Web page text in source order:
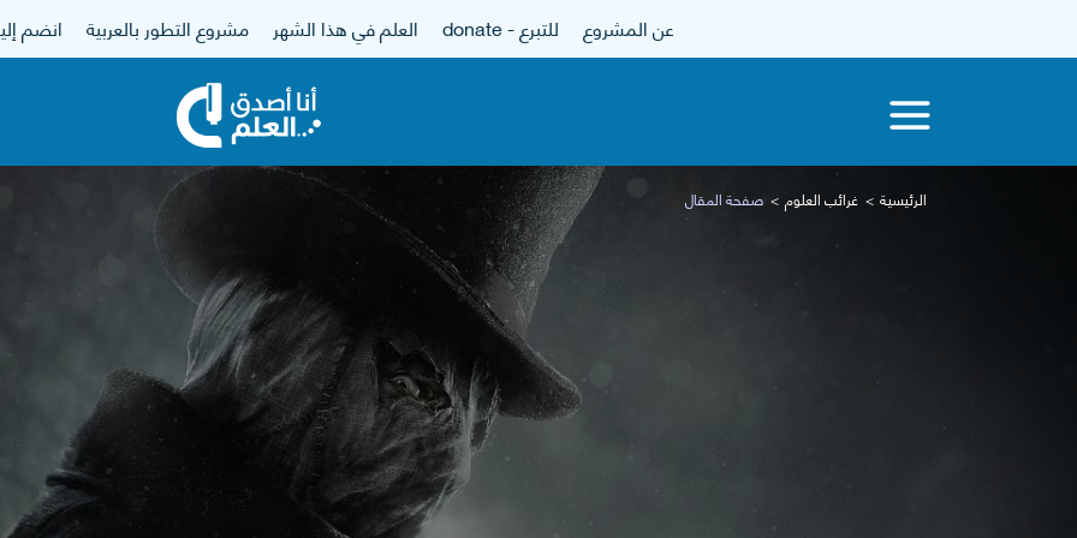
عن المشروع للتبرع - donate العلم في هذا الشهر مشروع التطور بالعربية انضم
الرئيسية غرائب العلوم صفحة المقال